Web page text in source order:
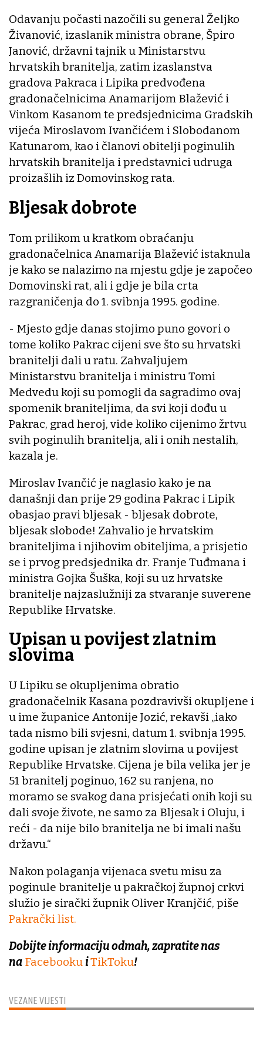
VEZANE VIJESTI
Odavanju počasti nazočili su general Željko
Živanović, izaslanik ministra obrane, Špiro
Janović, državni tajnik u Ministarstvu
hrvatskih branitelja, zatim izaslanstva
gradova Pakraca i Lipika predvođena
gradonačelnicima Anamarijom Blažević i
Vinkom Kasanom te predsjednicima Gradskih
vijeća Miroslavom Ivančićem i Slobodanom
Katunarom, kao i članovi obitelji poginulih
hrvatskih branitelja i predstavnici udruga
proizašlih iz Domovinskog rata.
Bljesak dobrote
Tom prilikom u kratkom obraćanju
gradonačelnica Anamarija Blažević istaknula
je kako se nalazimo na mjestu gdje je započeo
Domovinski rat, ali i gdje je bila crta
razgraničenja do 1. svibnja 1995. godine.
- Mjesto gdje danas stojimo puno govori o
tome koliko Pakrac cijeni sve što su hrvatski
branitelji dali u ratu. Zahvaljujem
Ministarstvu branitelja i ministru Tomi
Medvedu koji su pomogli da sagradimo ovaj
spomenik braniteljima, da svi koji dođu u
Pakrac, grad heroj, vide koliko cijenimo žrtvu
svih poginulih branitelja, ali i onih nestalih,
kazala je.
Miroslav Ivančić je naglasio kako je na
današnji dan prije 29 godina Pakrac i Lipik
obasjao pravi bljesak - bljesak dobrote,
bljesak slobode! Zahvalio je hrvatskim
braniteljima i njihovim obiteljima, a prisjetio
se i prvog predsjednika dr. Franje Tuđmana i
ministra Gojka Šuška, koji su uz hrvatske
branitelje najzaslužniji za stvaranje suverene
Republike Hrvatske.
Upisan u povijest zlatnim
slovima
U Lipiku se okupljenima obratio
gradonačelnik Kasana pozdravivši okupljene i
u ime županice Antonije Jozić, rekavši „iako
tada nismo bili svjesni, datum 1. svibnja 1995.
godine upisan je zlatnim slovima u povijest
Republike Hrvatske. Cijena je bila velika jer je
51 branitelj poginuo, 162 su ranjena, no
moramo se svakog dana prisjećati onih koji su
dali svoje živote, ne samo za Bljesak i Oluju, i
reći - da nije bilo branitelja ne bi imali našu
državu.“
Nakon polaganja vijenaca svetu misu za
poginule branitelje u pakračkoj župnoj crkvi
služio je sirački župnik Oliver Kranjčić, piše
Pakrački list.
Dobijte informaciju odmah, zapratite nas
na FacebookuiTikToku!